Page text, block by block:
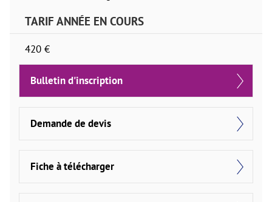
TARIF ANNÉE EN COURS
420 €
Bulletin d'inscription
Demande de devis
Fiche à télécharger